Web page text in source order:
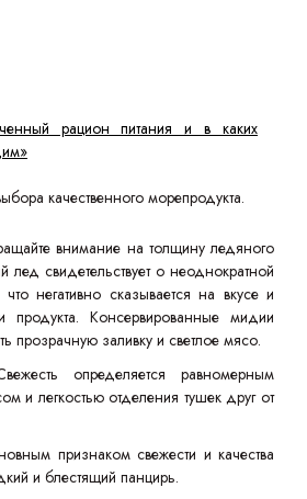
рацион питания и в каких
качественного морепродукта.
внимание на толщину ледяного
лед свидетельствует о неоднократной
негативно сказывается на вкусе и
продукта. Консервированные мидии
прозрачную заливку и светлое мясо.
определяется равномерным
и легкостью отделения тушек друг от
признаком свежести и качества
и блестящий панцирь.